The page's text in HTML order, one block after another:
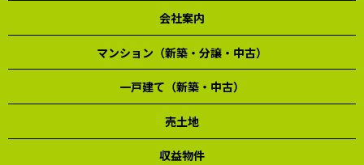
会社案内
マンション（新築・分譲・中古）
一戸建て（新築・中古）
売土地
収益物件